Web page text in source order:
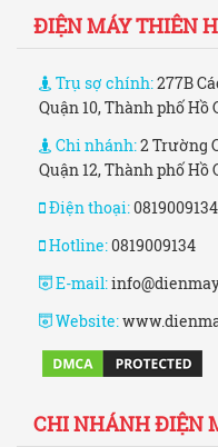
ĐIỆN MÁY THIÊN
Trụ sợ chính:277B
Quận 10, Thành phố Hồ
Chi nhánh:2 Trường
Quận 12, Thành phố Hồ
Điện thoại:0819009134
Hotline:0819009134
E-mail:
Website:
CHI NHÁNH ĐIỆN